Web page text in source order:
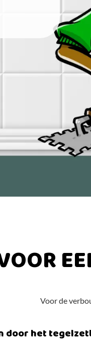
Voor de
door het